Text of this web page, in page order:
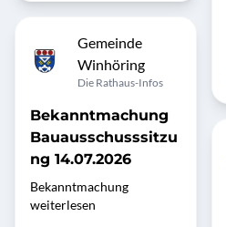
Gemeinde
Winhöring
Die Rathaus-Infos
Bekanntmachung
Bauausschusssitzu
ng 14.07.2026
Bekanntmachung
weiterlesen